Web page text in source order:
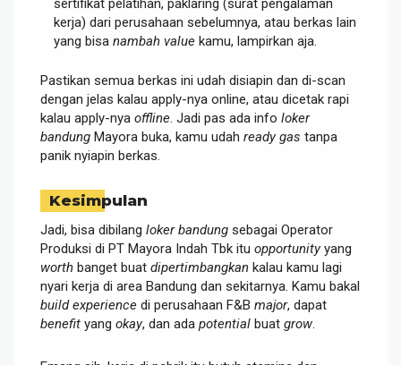
sertifikat pelatihan, paklaring (surat pengalaman
kerja) dari perusahaan sebelumnya, atau berkas lain
yang bisa nambah value kamu, lampirkan aja.
Pastikan semua berkas ini udah disiapin dan di-scan
dengan jelas kalau apply-nya online, atau dicetak rapi
kalau apply-nya offline . Jadi pas ada info loker
bandung Mayora buka, kamu udah ready gas tanpa
panik nyiapin berkas.
Kesimpulan
Jadi, bisa dibilang loker bandung sebagai Operator
Produksi di PT Mayora Indah Tbk itu opportunityyang
worth banget buat dipertimbangkan kalau kamu lagi
nyari kerja di area Bandung dan sekitarnya. Kamu bakal
build experience di perusahaan F&B major, dapat
benefit yang okay, dan ada potential buat grow